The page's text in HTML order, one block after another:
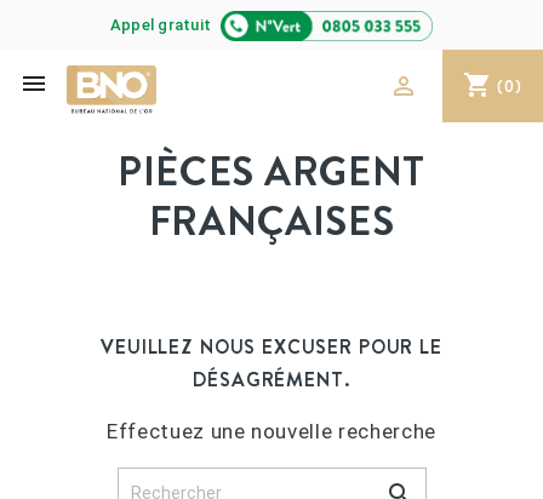
Appel gratuit
 shopping_cart (0)

PIÈCES ARGENT
FRANÇAISES
VEUILLEZ NOUS EXCUSER POUR LE
DÉSAGRÉMENT.
Effectuez une nouvelle recherche